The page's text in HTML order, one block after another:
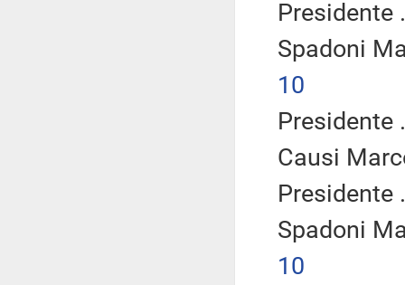
Presidente
Spadoni
10
Presidente
Causi
Presidente
Spadoni
10